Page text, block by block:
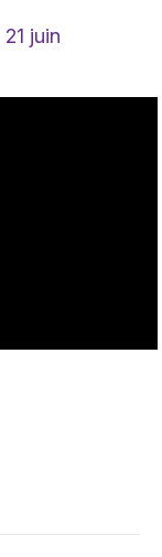
21 juin